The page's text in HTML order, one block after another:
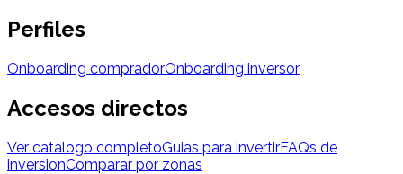
Perfiles
Onboarding compradorOnboarding inversor
Accesos directos
Ver catalogo completoGuias para invertirFAQs de
inversionComparar por zonas